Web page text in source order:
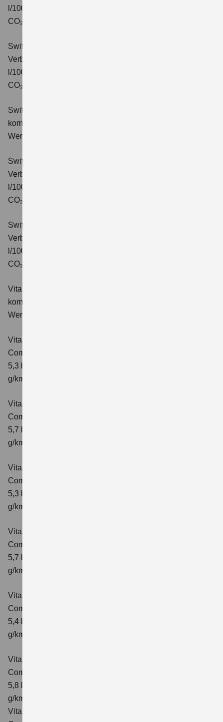
l/100km; kombinierter Wert der CO₂-Emission: 106 g/km;
CO₂-Klasse: C.
Swift 1.2 DUALJET HYBRID ALLGRIP Comfort
Verbrauchswerte: kombinierter Energieverbrauch 4,9
l/100km; kombinierter Wert der CO₂-Emission: 110 g/km;
CO₂-Klasse: C.
Swift 1.2 DUALJET HYBRID Comfort+
kombinierter Energieverbrauch 4,4 l/100km; kombinierter
Wert der CO₂-Emission: 99 g/km; CO₂-Klasse: C.
Swift 1.2 DUALJET HYBRID CVT Comfort+
Verbrauchswerte: kombinierter Energieverbrauch 4,7
l/100km; kombinierter Wert der CO₂-Emission: 106 g/km;
CO₂-Klasse: C.
Swift 1.2 DUALJET HYBRID ALLGRIP Comfort+
Verbrauchswerte: kombinierter Energieverbrauch 4,9
l/100km; kombinierter Wert der CO₂-Emission: 110 g/km;
CO₂-Klasse: C.
Vitara 1.4 BOOSTERJET HYBRID Club
kombinierter Energieverbrauch 5,3 l/100km; kombinierter
Wert der CO₂-Emission: 119 g/km; CO₂-Klasse: D
Vitara 1.4 BOOSTERJET HYBRID
Comfort
5,3 l/100km; kombinierter Wert der CO₂-Emission: 119
g/km; CO₂-Klasse: D
Vitara 1.4 BOOSTERJET HYBRID AT
Comfort
5,7 l/100 km; kombinierter Wert der CO₂-Emission: 129
g/km; CO₂-Klasse: D
Vitara 1.4 BOOSTERJET HYBRID
Comfort+
5,3 l/100km; kombinierter Wert der CO₂-Emission: 120
g/km; CO₂-Klasse: D
Vitara 1.4 BOOSTERJET HYBRID AT
Comfort+
5,7 l/100km; kombinierter Wert der CO₂-Emission: 130
g/km; CO₂-Klasse: D
Vitara 1.4 BOOSTERJET HYBRID ALLGRIP
Comfort
5,4 l/100km; kombinierter Wert der CO₂-Emission: 129
g/km; CO₂-Klasse: D
Vitara 1.4 BOOSTERJET HYBRID ALLGRIP AT
Comfort
5,8 l/100 km; kombinierter Wert der CO₂-Emission: 137
g/km; CO₂-Klasse: E
Vitara 1.4 BOOSTERJET HYBRID ALLGRIP